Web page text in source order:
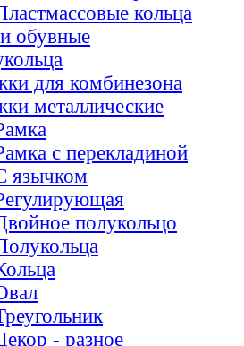
кольца
обувные
для комбинезона
металлические
с перекладиной
язычком
полукольцо
- разное